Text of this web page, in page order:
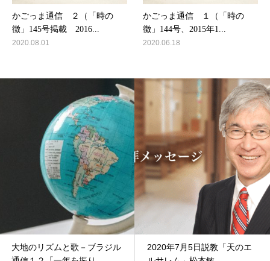
かごっま通信 ２（「時の
徴」145号掲載 2016...
2020.08.01
かごっま通信 １（「時の
徴」144号、2015年1...
2020.06.18
大地のリズムと歌－ブラジル
2020年7月5日説教「天のエ